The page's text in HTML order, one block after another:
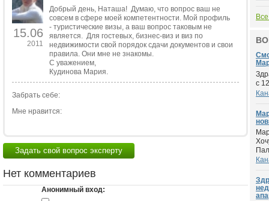
15.06
2011
Добрый день, Наташа! Думаю, что вопрос ваш не
совсем в сфере моей компетентности. Мой профиль
- туристические визы, а ваш вопрос таковым не
является. Для гостевых, бизнес-виз и виз по
недвижимости свой порядок сдачи документов и свои
правила. Они мне не знакомы.
С уважением,
Кудинова Мария.
Забрать себе:
Мне нравится:
Задать свой вопрос эксперту
Нет комментариев
Анонимный вход:
с